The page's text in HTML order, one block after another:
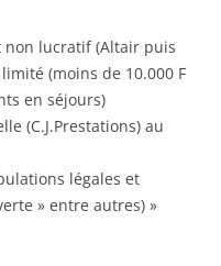
non lucratif (Altair puis
(moins de 10.000 F
en séjours)
(C.J.Prestations) au
légales et
» entre autres) »